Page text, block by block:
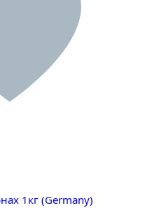
1кг (Germany)